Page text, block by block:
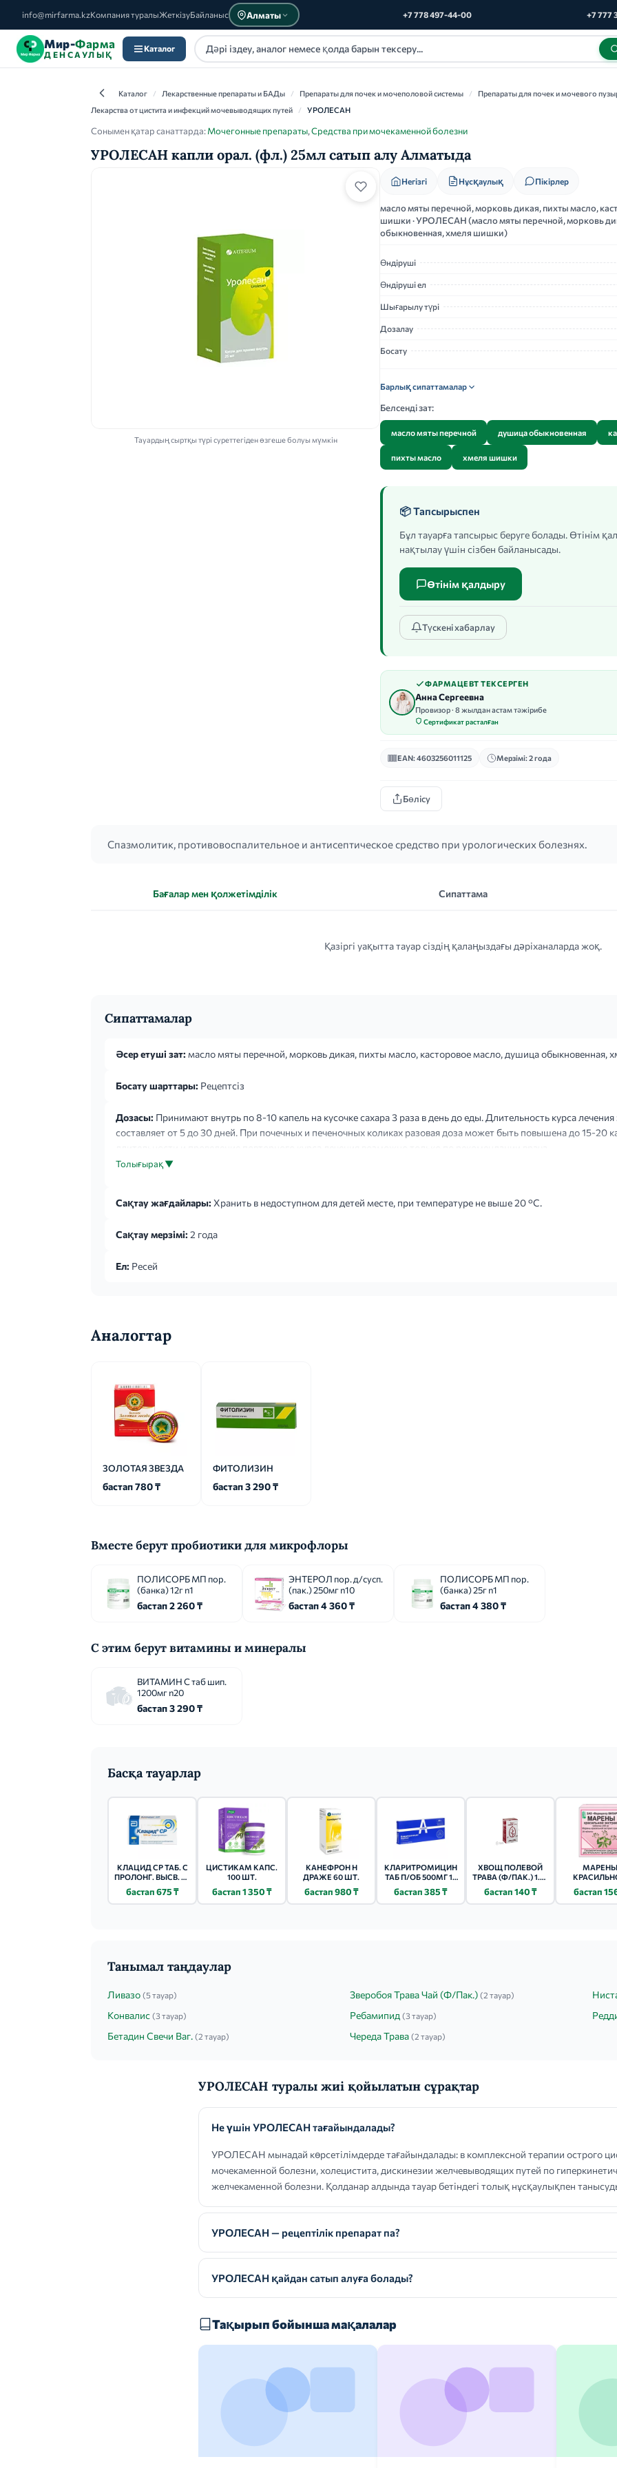
info@mirfarma.kzКомпания туралыЖеткізуБайланыс Алматы +7 778 497-44-00 +7 777
Мир-Фарма
ДЕНСАУЛЫҚ
Каталог
Каталог / Лекарственные препараты и БАДы / Препараты для почек и мочеполовой системы / Препараты для почек и мочевого
Лекарства от цистита и инфекций мочевыводящих путей
/ УРОЛЕСАН
Сонымен қатар санаттарда:Мочегонные препараты,Средства при мочекаменной болезни
УРОЛЕСАН капли орал. (фл.) 25мл сатып алу Алматыда
Тауардың сыртқы түрі суреттегіден өзгеше болуы мүмкін
Негізгі Нұсқаулық Пікірлер
масло мяты перечной, морковь дикая, пихты масло,
шишки · УРОЛЕСАН (масло мяты перечной, морковь
обыкновенная, хмеля шишки)
Өндіруші
Өндіруші ел
Шығарылу түрі
Дозалау
Босату
Барлық сипаттамалар
Белсенді зат:
масло мяты перечной душица обыкновенная
пихты масло хмеля шишки
📦 Тапсырыспен
Бұл тауарға тапсырыс беруге болады. Өтінім
нақтылау үшін сізбен байланысады.
Өтінім қалдыру
Түскені хабарлау
ФАРМАЦЕВТ ТЕКСЕРГЕН
Анна Сергеевна
Провизор · 8 жылдан астам тәжірибе
Сертификат расталған
EAN: 4603256011125 Мерзімі: 2 года
Бөлісу
Спазмолитик, противовоспалительное и антисептическое средство при урологических болезнях.
Бағалар мен қолжетімділік Сипаттама
Қазіргі уақытта тауар сіздің қалаңыздағы дәріханаларда жоқ.
Сипаттамалар
Әсер етуші зат: масло мяты перечной, морковь дикая, пихты масло, касторовое масло, душица обыкновенная,
Босату шарттары: Рецептсіз
Дозасы: Принимают внутрь по 8-10 капель на кусочке сахара 3 раза в день до еды. Длительность курса
составляет от 5 до 30 дней. При почечных и печеночных коликах разовая доза может быть повышена до 15-20
Толығырақ ▼
Сақтау жағдайлары: Хранить в недоступном для детей месте, при температуре не выше 20 °С.
Сақтау мерзімі: 2 года
Ел: Ресей
Аналогтар
ЗОЛОТАЯ ЗВЕЗДА
бастап 780 ₸
ФИТОЛИЗИН
бастап 3 290 ₸
Вместе берут пробиотики для микрофлоры
ПОЛИСОРБ МП пор.
(банка) 12г n1
бастап 2 260 ₸
ЭНТЕРОЛ пор. д/сусп.
(пак.) 250мг n10
бастап 4 360 ₸
ПОЛИСОРБ МП пор.
(банка) 25г n1
бастап 4 380 ₸
С этим берут витамины и минералы
ВИТАМИН С таб шип.
1200мг n20
бастап 3 290 ₸
Басқа тауарлар
КЛАЦИД СР ТАБ. С
ПРОЛОНГ. ВЫСВ. П/
бастап 675 ₸
ЦИСТИКАМ КАПС.
100 ШТ.
бастап 1 350 ₸
КАНЕФРОН Н
ДРАЖЕ 60 ШТ.
бастап 980 ₸
КЛАРИТРОМИЦИН
ТАБ П/ОБ 500МГ 14
бастап 385 ₸
ХВОЩ ПОЛЕВОЙ
ТРАВА (Ф/ПАК.) 1.5Г
бастап 140 ₸
МАРЕНЫ
250МГ 20
бастап
Танымал таңдаулар
Ливазо (5 тауар) Зверобоя Трава Чай (Ф/Пак.) (2 тауар)
Конвалис (3 тауар) Ребамипид (3 тауар)
Бетадин Свечи Ваг. (2 тауар) Череда Трава (2 тауар)
УРОЛЕСАН туралы жиі қойылатын сұрақтар
Не үшін УРОЛЕСАН тағайындалады?
УРОЛЕСАН мынадай көрсетілімдерде тағайындалады: в комплексной терапии острого
мочекаменной болезни, холецистита, дискинезии желчевыводящих путей по
желчекаменной болезни. Қолданар алдында тауар бетіндегі толық нұсқаулықпен
УРОЛЕСАН — рецептілік препарат па?
УРОЛЕСАН қайдан сатып алуға болады?
Тақырып бойынша мақалалар